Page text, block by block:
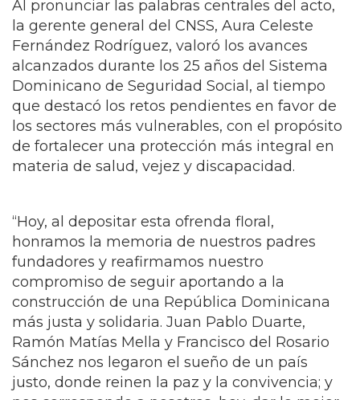
Al pronunciar las palabras centrales del acto,
la gerente general del CNSS, Aura Celeste
Fernández Rodríguez, valoró los avances
alcanzados durante los 25 años del Sistema
Dominicano de Seguridad Social, al tiempo
que destacó los retos pendientes en favor de
los sectores más vulnerables, con el propósito
de fortalecer una protección más integral en
materia de salud, vejez y discapacidad.
“Hoy, al depositar esta ofrenda floral,
honramos la memoria de nuestros padres
fundadores y reafirmamos nuestro
compromiso de seguir aportando a la
construcción de una República Dominicana
más justa y solidaria. Juan Pablo Duarte,
Ramón Matías Mella y Francisco del Rosario
Sánchez nos legaron el sueño de un país
justo, donde reinen la paz y la convivencia; y